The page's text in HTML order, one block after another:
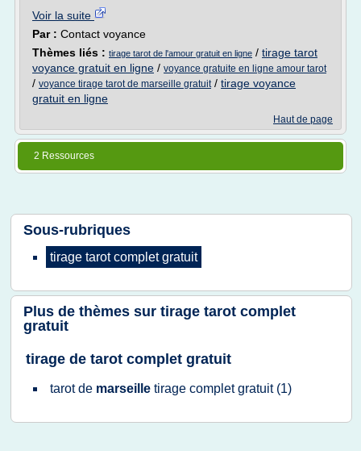
Voir la suite
Par : Contact voyance
Thèmes liés : tirage tarot de l'amour gratuit en ligne / tirage tarot
voyance gratuit en ligne / voyance gratuite en ligne amour tarot
/ voyance tirage tarot de marseille gratuit/ tirage voyance
gratuit en ligne
Haut de page
2 Ressources
Sous-rubriques
tirage tarot complet gratuit
Plus de thèmes sur tirage tarot complet
gratuit
tirage de tarot complet gratuit
tarotde marseille tirage complet gratuit (1)